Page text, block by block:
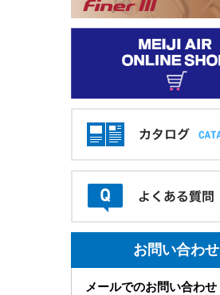
お問い合わせ
メールでのお問い合わせ